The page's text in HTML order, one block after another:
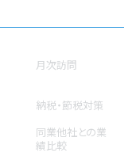
月次訪問
納税・節税対策
同業他社との業
績比較